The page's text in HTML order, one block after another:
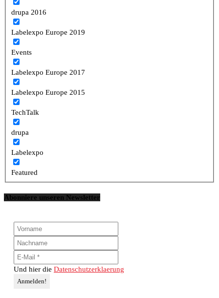
drupa 2016
Labelexpo Europe 2019
Events
Labelexpo Europe 2017
Labelexpo Europe 2015
TechTalk
drupa
Labelexpo
Featured
Abonniere unseren Newsletter
Und hier die Datenschutzerklaerung